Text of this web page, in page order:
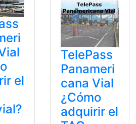
el
TelePass
Panameri
cana Vial
¿Cómo
adquirir el